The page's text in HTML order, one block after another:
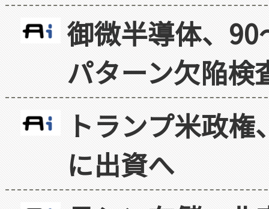
御微半導体、
パターン欠陥検
トランプ米政
に出資へ